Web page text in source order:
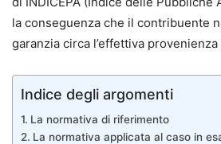
la conseguenza che il contribuente
garanzia circa l’effettiva
Indice degli argomenti
La normativa di riferimento
La normativa applicata al caso in